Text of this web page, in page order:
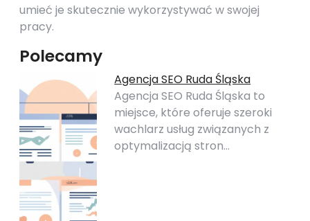
umieć je skutecznie wykorzystywać w swojej
pracy.
Polecamy
Agencja SEO Ruda Śląska
Agencja SEO Ruda Śląska to
miejsce, które oferuje szeroki
wachlarz usług związanych z
optymalizacją stron…